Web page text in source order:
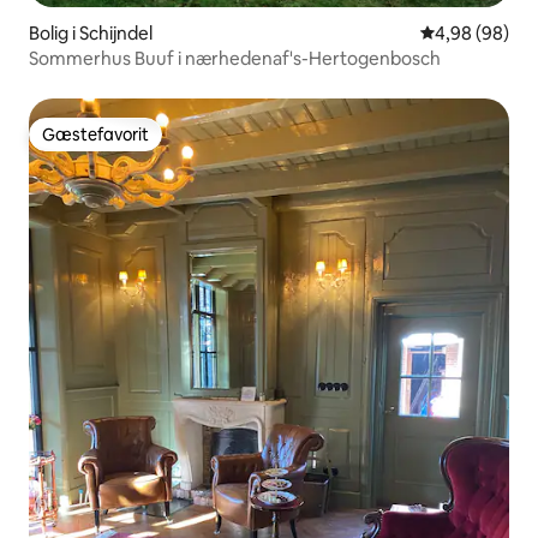
Bolig i Schijndel 4,98 ud af 5 i
4,98 (98)
Sommerhus Buuf i nærhedenaf's-Hertogenbosch
Gæstefavorit
Gæstefavorit